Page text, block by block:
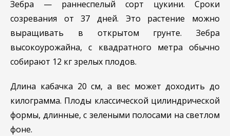
Зебра — раннеспелый сорт цукини. Сроки
созревания от 37 дней. Это растение можно
выращивать в открытом грунте. Зебра
высокоурожайна, с квадратного метра обычно
собирают 12 кг зрелых плодов.
Длина кабачка 20 см, а вес может доходить до
килограмма. Плоды классической цилиндрической
формы, длинные, с зелеными полосами на светлом
фоне.